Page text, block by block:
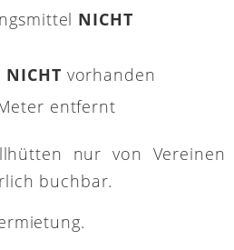
NICHT
NICHT vorhanden
entfernt
nur von Vereinen
buchbar.